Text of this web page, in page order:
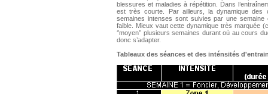
blessures et maladies à répétition. Dans
est très courte. Par ailleurs, la dynamique
semaines intenses sont suivies par une
faible. Mieux vaut cette dynamique très marquée
‘’moyen’’ plusieurs semaines durant où au cours
donc s’adapter.
Tableaux des séances et des inténsités